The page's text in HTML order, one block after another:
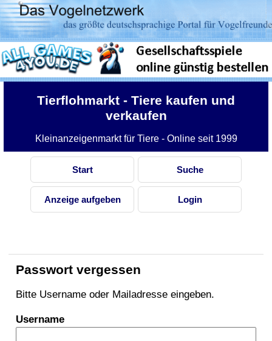
Tierflohmarkt - Tiere kaufen und
verkaufen
Kleinanzeigenmarkt für Tiere - Online seit 1999
Start Suche
Anzeige aufgeben Login
Passwort vergessen
Bitte Username oder Mailadresse eingeben.
Username